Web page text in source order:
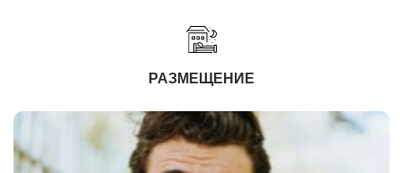
РАЗМЕЩЕНИЕ